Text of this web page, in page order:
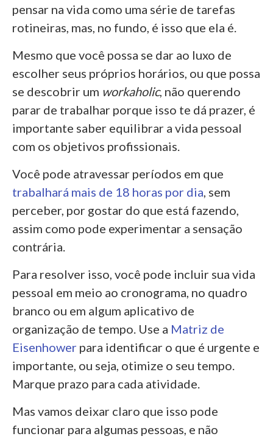
pensar na vida como uma série de tarefas
rotineiras, mas, no fundo, é isso que ela é.
Mesmo que você possa se dar ao luxo de
escolher seus próprios horários, ou que possa
se descobrir um workaholic, não querendo
parar de trabalhar porque isso te dá prazer, é
importante saber equilibrar a vida pessoal
com os objetivos profissionais.
Você pode atravessar períodos em que
trabalhará mais de 18 horas por dia, sem
perceber, por gostar do que está fazendo,
assim como pode experimentar a sensação
contrária.
Para resolver isso, você pode incluir sua vida
pessoal em meio ao cronograma, no quadro
branco ou em algum aplicativo de
organização de tempo. Use a Matriz de
Eisenhower para identificar o que é urgente e
importante, ou seja, otimize o seu tempo.
Marque prazo para cada atividade.
Mas vamos deixar claro que isso pode
funcionar para algumas pessoas, e não